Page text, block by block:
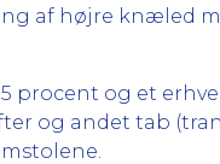
af højre knæled
procent og et
og andet tab